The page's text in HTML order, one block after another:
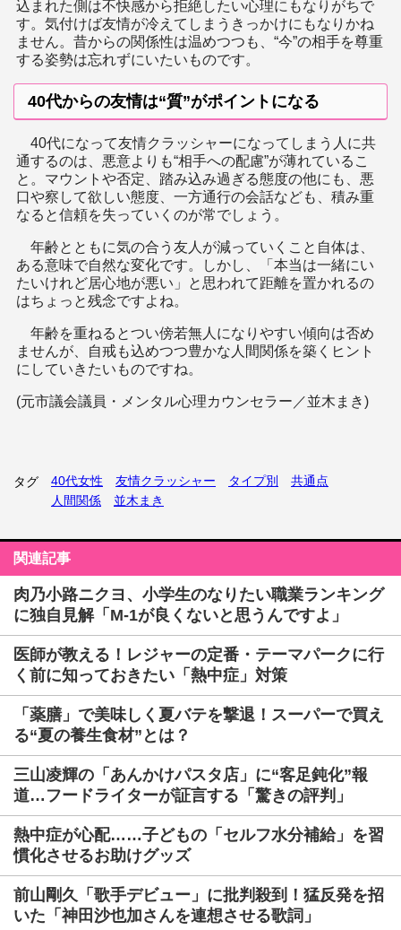
込まれた側は不快感から拒絶したい心理にもなりがちで
す。気付けば友情が冷えてしまうきっかけにもなりかね
ません。昔からの関係性は温めつつも、“今”の相手を尊重
する姿勢は忘れずにいたいものです。
40代からの友情は“質”がポイントになる
40代になって友情クラッシャーになってしまう人に共
通するのは、悪意よりも“相手への配慮”が薄れているこ
と。マウントや否定、踏み込み過ぎる態度の他にも、悪
口や察して欲しい態度、一方通行の会話なども、積み重
なると信頼を失っていくのが常でしょう。
年齢とともに気の合う友人が減っていくこと自体は、
ある意味で自然な変化です。しかし、「本当は一緒にい
たいけれど居心地が悪い」と思われて距離を置かれるの
はちょっと残念ですよね。
年齢を重ねるとつい傍若無人になりやすい傾向は否め
ませんが、自戒も込めつつ豊かな人間関係を築くヒント
にしていきたいものですね。
(元市議会議員・メンタル心理カウンセラー／並木まき)
タグ 40代女性 友情クラッシャー タイプ別
共通点
人間関係
並木まき
関連記事
肉乃小路ニクヨ、小学生のなりたい職業ランキング
に独自見解「M-1が良くないと思うんですよ」
医師が教える！レジャーの定番・テーマパークに行
く前に知っておきたい「熱中症」対策
「薬膳」で美味しく夏バテを撃退！スーパーで買え
る“夏の養生食材”とは？
三山凌輝の「あんかけパスタ店」に“客足鈍化”報
道…フードライターが証言する「驚きの評判」
熱中症が心配……子どもの「セルフ水分補給」を習
慣化させるお助けグッズ
前山剛久「歌手デビュー」に批判殺到！猛反発を招
いた「神田沙也加さんを連想させる歌詞」